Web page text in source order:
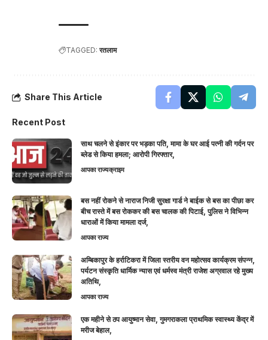
TAGGED: रतलाम
Share This Article
Recent Post
साथ चलने से इंकार पर भड़का पति, मामा के घर आई पत्नी की गर्दन पर
ब्लेड से किया हमला; आरोपी गिरफ्तार,
आपका राज्यक्राइम
बस नहीं रोकने से नाराज निजी सुरक्षा गार्ड ने बाईक से बस का पीछा कर
बीच रास्ते में बस रोककर की बस चालक की पिटाई, पुलिस ने विभिन्न
धाराओं में किया मामला दर्ज,
आपका राज्य
अम्बिकापुर के हर्राटिकरा में जिला स्तरीय वन महोत्सव कार्यक्रम संपन्न,
पर्यटन संस्कृति धार्मिक न्यास एवं धर्मस्व मंत्री राजेश अग्रवाल रहे मुख्य
अतिथि,
आपका राज्य
एक महीने से ठप आयुष्मान सेवा, गुमगराकला प्राथमिक स्वास्थ्य केंद्र में
मरीज बेहाल,